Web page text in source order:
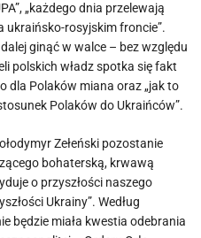
„każdego dnia przelewają
ukraińsko-rosyjskim froncie”.
ginąć w walce – bez względu
polskich władz spotka się fakt
dla Polaków miana oraz „jak to
Polaków do Ukraińców”.
Zełeński pozostanie
bohaterską, krwawą
o przyszłości naszego
Ukrainy”. Według
będzie miała kwestia odebrania